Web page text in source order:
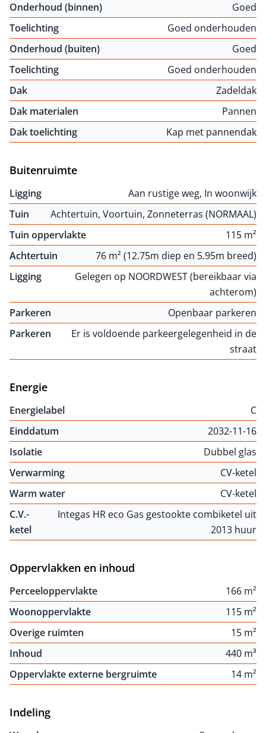
Onderhoud (binnen)
Goed
Toelichting
Goed onderhouden
Onderhoud (buiten)
Goed
Toelichting
Goed onderhouden
Dak
Zadeldak
Dak materialen
Pannen
Dak toelichting
Kap met pannendak
Buitenruimte
Ligging
Aan rustige weg, In woonwijk
Tuin
Achtertuin, Voortuin, Zonneterras (NORMAAL)
Tuin oppervlakte
115 m²
Achtertuin
76 m² (12.75m diep en 5.95m breed)
Ligging
Gelegen op NOORDWEST (bereikbaar via
achterom)
Parkeren
Openbaar parkeren
Parkeren
Er is voldoende parkeergelegenheid in de
straat
Energie
Energielabel
C
Einddatum
2032-11-16
Isolatie
Dubbel glas
Verwarming
CV-ketel
Warm water
CV-ketel
C.V.-
ketel
Integas HR eco Gas gestookte combiketel uit
2013 huur
Oppervlakken en inhoud
Perceeloppervlakte
166 m²
Woonoppervlakte
115 m²
Overige ruimten
15 m²
Inhoud
440 m³
Oppervlakte externe bergruimte
14 m²
Indeling